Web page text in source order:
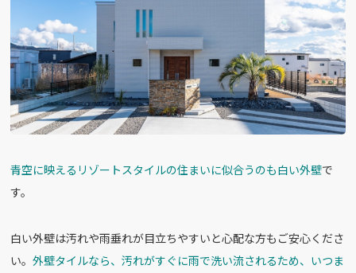
青空に映えるリゾートスタイルの住まいに似合うのも白い外壁で
す。
白い外壁は汚れや雨垂れが目立ちやすいと心配な方もご安心くださ
い。外壁タイルなら、汚れがすぐに雨で洗い流されるため、いつま